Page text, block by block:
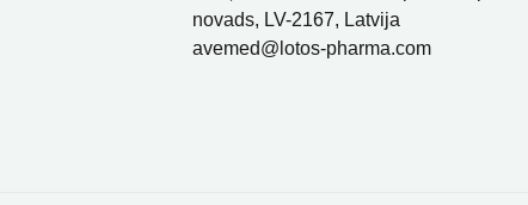
novads, LV-2167, Latvija
avemed@lotos-pharma.com